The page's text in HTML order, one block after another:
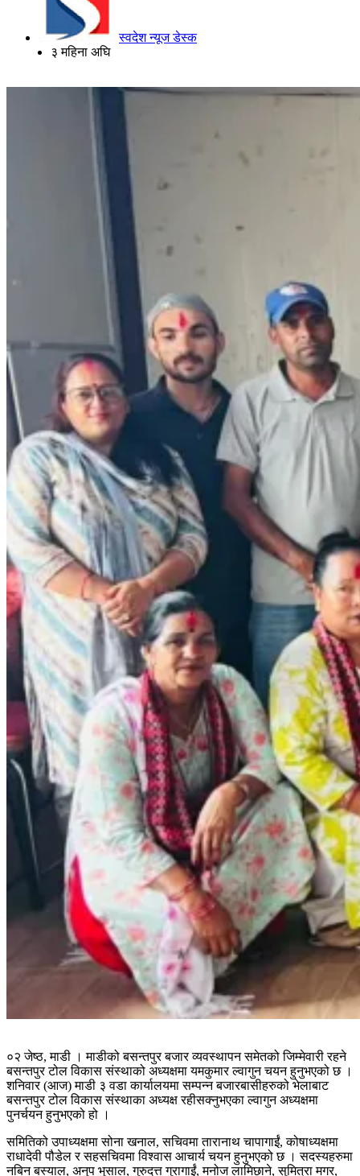
स्वदेश न्यूज डेस्क
३ महिना अघि
०२ जेष्ठ, माडी । माडीको बसन्तपुर बजार व्यवस्थापन समेतको जिम्मेवारी रहने
बसन्तपुर टोल विकास संस्थाको अध्यक्षमा यमकुमार ल्वागुन चयन हुनुभएको छ ।
शनिवार (आज) माडी ३ वडा कार्यालयमा सम्पन्न बजारबासीहरुको भेलाबाट
बसन्तपुर टोल विकास संस्थाका अध्यक्ष रहीसक्नुभएका ल्वागुन अध्यक्षमा
पुनर्चयन हुनुभएको हो ।
समितिको उपाध्यक्षमा सोना खनाल, सचिवमा तारानाथ चापागाईं, कोषाध्यक्षमा
राधादेवी पौडेल र सहसचिवमा विश्वास आचार्य चयन हुनुभएको छ । सदस्यहरुमा
नबिन बस्याल, अनुप भुसाल, गुरुदत्त गुरागाईं, मनोज लामिछाने, सुमित्रा मगर,